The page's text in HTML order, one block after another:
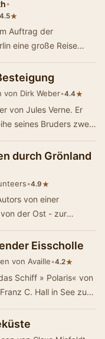
•
4.5★
Auftrag der
eine große Reise
von Dirk Weber•4.4★
von Jules Verne. Er
seines Bruders zwei
durch Grönland
•4.9★
von einer
der Ost - zur
Eisscholle
von Availle•4.2★
Schiff » Polaris« von
C. Hall in See zur